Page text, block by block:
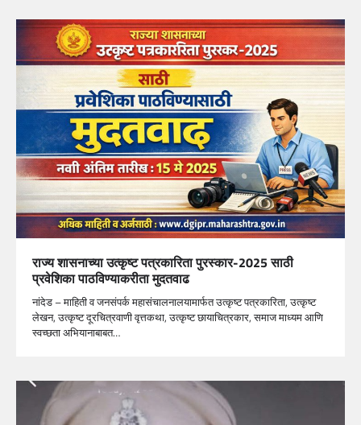
राज्य शासनाच्या उत्कृष्ट पत्रकारिता पुरस्कार-2025 साठी
प्रवेशिका पाठविण्याकरीता मुदतवाढ
नांदेड – माहिती व जनसंपर्क महासंचालनालयामार्फत उत्कृष्ट पत्रकारिता, उत्कृष्ट
लेखन, उत्कृष्ट दूरचित्रवाणी वृत्तकथा, उत्कृष्ट छायाचित्रकार, समाज माध्यम आणि
स्वच्छता अभियानाबाबत…